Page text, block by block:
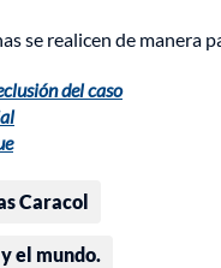
se realicen de manera
del caso
Caracol
el mundo.